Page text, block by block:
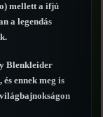
mellett a ifjú
a legendás
Blenkleider
ennek meg is